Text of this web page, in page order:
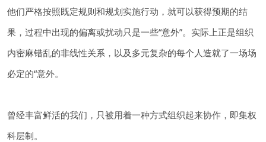
他们严格按照既定规则和规划实施行动，就可以获得预期的结
果，过程中出现的偏离或扰动只是一些“意外”。实际上正是组织
内密麻错乱的非线性关系，以及多元复杂的每个人造就了一场场
必定的“意外。
曾经丰富鲜活的我们，只被用着一种方式组织起来协作，即集权
科层制。